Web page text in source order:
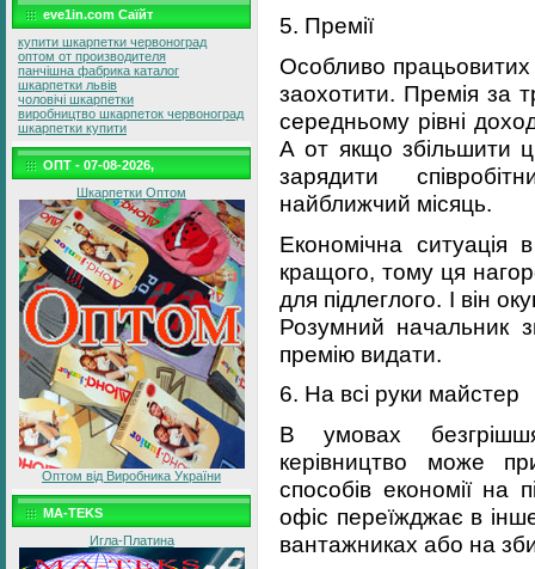
eve1in.com Саїйт
купити шкарпетки червоноград
оптом от производителя
панчішна фабрика каталог
шкарпетки львів
чоловічі шкарпетки
виробництво шкарпеток червоноград
шкарпетки купити
ОПТ - 07-08-2026,
Шкарпетки Оптом
Оптом від Виробника України
MA-TEKS
Игла-Платина
5. Премії
Особливо працьовитих
заохотити. Премія за
середньому рівні
А от якщо збільшити
зарядити
найближчий місяць.
Економічна ситуація
кращого, тому ця
для підлеглого. І він
Розумний начальник
премію видати.
6. На всі руки майстер
В умовах
керівництво може
способів економії на
офіс переїжджає в
вантажниках або на